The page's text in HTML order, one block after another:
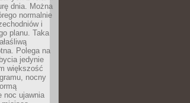
dnia. Można
normalnie
i
planu. Taka
Polega na
jedynie
większość
nocny
noc ujawnia